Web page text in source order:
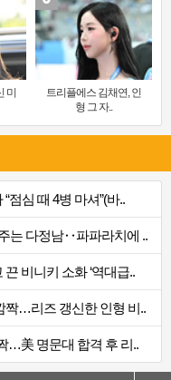
미
트리플에스 김채연, 인
형 그 자..
점심 때 4병 마셔”(바..
는 다정남‥파파라치에 ..
비니키 소화 ‘역대급..
짝…리즈 갱신한 인형 비..
…美 명문대 합격 후 리..